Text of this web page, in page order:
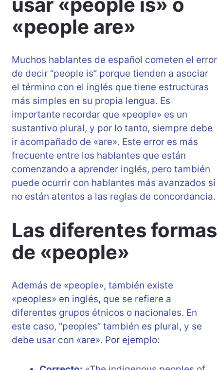
«people are»
Muchos hablantes de español cometen el error
de decir “people is” porque tienden a asociar
el término con el inglés que tiene estructuras
más simples en su propia lengua. Es
importante recordar que «people» es un
sustantivo plural, y por lo tanto, siempre debe
ir acompañado de «are». Este error es más
frecuente entre los hablantes que están
comenzando a aprender inglés, pero también
puede ocurrir con hablantes más avanzados si
no están atentos a las reglas de concordancia.
Las diferentes formas
de «people»
Además de «people», también existe
«peoples» en inglés, que se refiere a
diferentes grupos étnicos o nacionales. En
este caso, “peoples” también es plural, y se
debe usar con «are». Por ejemplo: